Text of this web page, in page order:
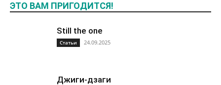
ЭТО ВАМ ПРИГОДИТСЯ!
Still the one
Статьи 24.09.2025
Джиги-дзаги